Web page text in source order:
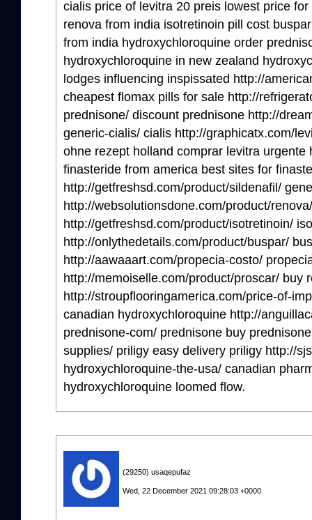
cialis price of levitra 20 preis lowest price
renova from india isotretinoin pill cost
from india hydroxychloroquine order
hydroxychloroquine in new zealand
lodges influencing inspissated http://
cheapest flomax pills for sale http://
prednisone/ discount prednisone http://
generic-cialis/ cialis http://graphicatx.com/
ohne rezept holland comprar levitra
finasteride from america best sites for
http://getfreshsd.com/product/sildenafil/
http://websolutionsdone.com/product/
http://getfreshsd.com/product/isotretinoin/
http://onlythedetails.com/product/buspar/
http://aawaaart.com/propecia-costo/
http://memoiselle.com/product/proscar/ buy
http://stroupflooringamerica.com/price-of-
canadian hydroxychloroquine http://
prednisone-com/ prednisone buy
supplies/ priligy easy delivery priligy http://
hydroxychloroquine-the-usa/ canadian
hydroxychloroquine loomed flow.
(29250) usaqepufaz
Wed, 22 December 2021 09:28:03 +0000